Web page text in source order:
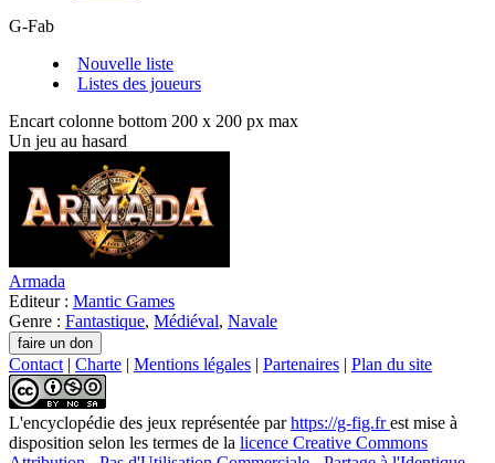
G-Fab
Nouvelle liste
Listes des joueurs
Encart colonne bottom 200 x 200 px max
Un jeu au hasard
Armada
Editeur : Mantic Games
Genre : Fantastique, Médiéval, Navale
Contact | Charte | Mentions légales | Partenaires | Plan du site
L'encyclopédie des jeux représentée parhttps://g-fig.frest mise à
disposition selon les termes de la licence Creative Commons